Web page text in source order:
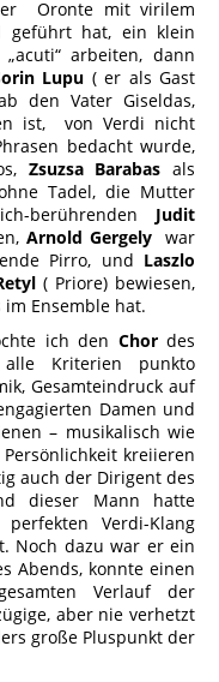
Oronte mit virilem
geführt hat, ein klein
arbeiten, dann
Lupu ( er als Gast
den Vater Giseldas,
ist, von Verdi nicht
bedacht wurde,
Zsuzsa Barabas als
Tadel, die Mutter
berührenden Judit
Arnold Gergelywar
Pirro, und Laszlo
( Priore) bewiesen,
Ensemble hat.
ich den Chordes
Kriterien punkto
Gesamteindruck auf
Damen und
– musikalisch wie
kreiieren
auch der Dirigent des
dieser Mann hatte
Verdi-Klang
Noch dazu war er ein
Abends, konnte einen
Verlauf der
aber nie verhetzt
große Pluspunkt der